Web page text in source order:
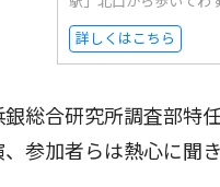
詳しくはこちら
総合研究所調査部特
参加者らは熱心に聞